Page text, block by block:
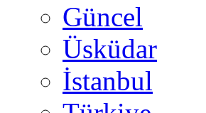
Güncel
Üsküdar
İstanbul